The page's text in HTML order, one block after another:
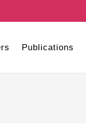
Publications